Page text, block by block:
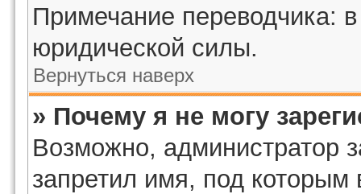
Примечание переводчика:
юридической силы.
Вернуться наверх
» Почему я не могу
Возможно, администратор
запретил имя, под которым